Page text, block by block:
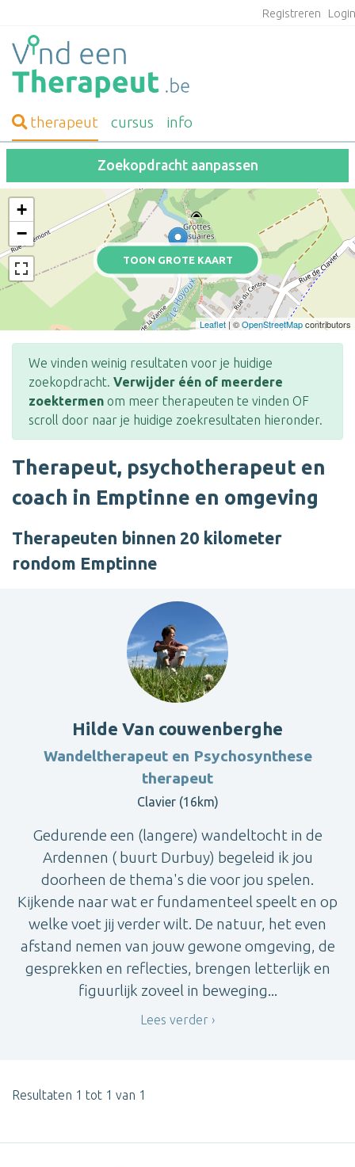
Registreren
therapeut cursus info
Zoekopdracht aanpassen
TOON GROTE KAART
+
−
Leaflet | ©OpenStreetMapcontributors
We vinden weinig resultaten voor je huidige
zoekopdracht. Verwijder één of meerdere
zoektermen om meer therapeuten te vinden OF
scroll door naar je huidige zoekresultaten hieronder.
Therapeut, psychotherapeut en
coach in Emptinne en omgeving
Therapeuten binnen 20 kilometer
rondom Emptinne
Hilde Van couwenberghe
Wandeltherapeut en Psychosynthese
therapeut
Clavier (16km)
Gedurende een (langere) wandeltocht in de
Ardennen ( buurt Durbuy) begeleid ik jou
doorheen de thema's die voor jou spelen.
Kijkende naar wat er fundamenteel speelt en op
welke voet jij verder wilt. De natuur, het even
afstand nemen van jouw gewone omgeving, de
gesprekken en reflecties, brengen letterlijk en
figuurlijk zoveel in beweging...
Lees verder
Resultaten 1 tot 1 van 1